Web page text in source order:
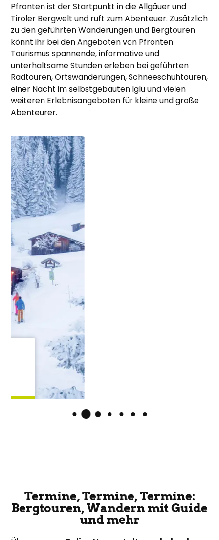
Pfronten ist der Startpunkt in die Allgäuer und
Tiroler Bergwelt und ruft zum Abenteuer. Zusätzlich
zu den geführten Wanderungen und Bergtouren
könnt ihr bei den Angeboten von Pfronten
Tourismus spannende, informative und
unterhaltsame Stunden erleben bei geführten
Radtouren, Ortswanderungen, Schneeschuhtouren,
einer Nacht im selbstgebauten Iglu und vielen
weiteren Erlebnisangeboten für kleine und große
Abenteurer.
achtsam
&
Termine, Termine, Termine:
Bergtouren, Wandern mit Guide
und mehr